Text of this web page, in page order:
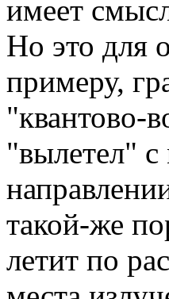
имеет
Но это для
примеру,
"квантово-
"вылетел" с
такой-же
летит по